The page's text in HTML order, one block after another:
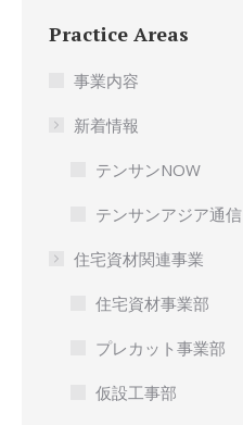
Practice Areas
事業内容
新着情報
テンサンNOW
テンサンアジア通信
住宅資材関連事業
住宅資材事業部
プレカット事業部
仮設工事部